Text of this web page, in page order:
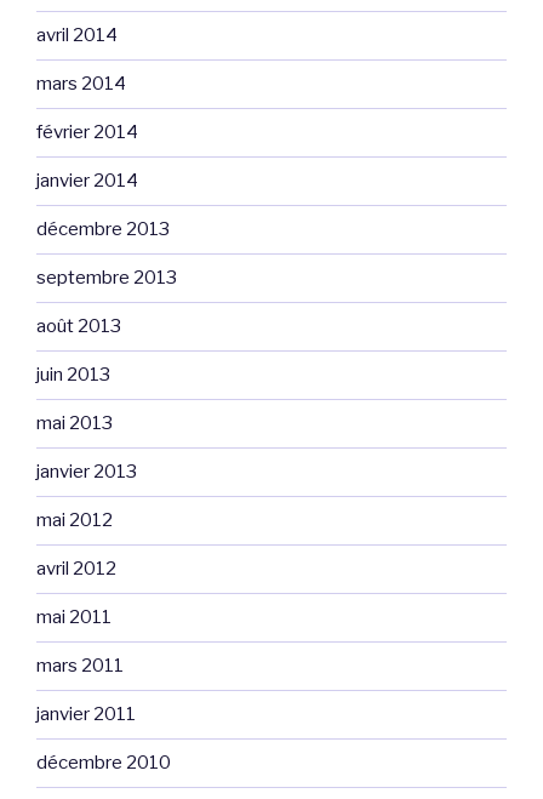
avril 2014
mars 2014
février 2014
janvier 2014
décembre 2013
septembre 2013
août 2013
juin 2013
mai 2013
janvier 2013
mai 2012
avril 2012
mai 2011
mars 2011
janvier 2011
décembre 2010